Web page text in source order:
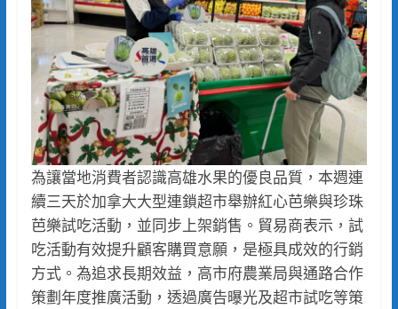
為讓當地消費者認識高雄水果的優良品質，本週連
續三天於加拿大大型連鎖超市舉辦紅心芭樂與珍珠
芭樂試吃活動，並同步上架銷售。貿易商表示，試
吃活動有效提升顧客購買意願，是極具成效的行銷
方式。為追求長期效益，高市府農業局與通路合作
策劃年度推廣活動，透過廣告曝光及超市試吃等策